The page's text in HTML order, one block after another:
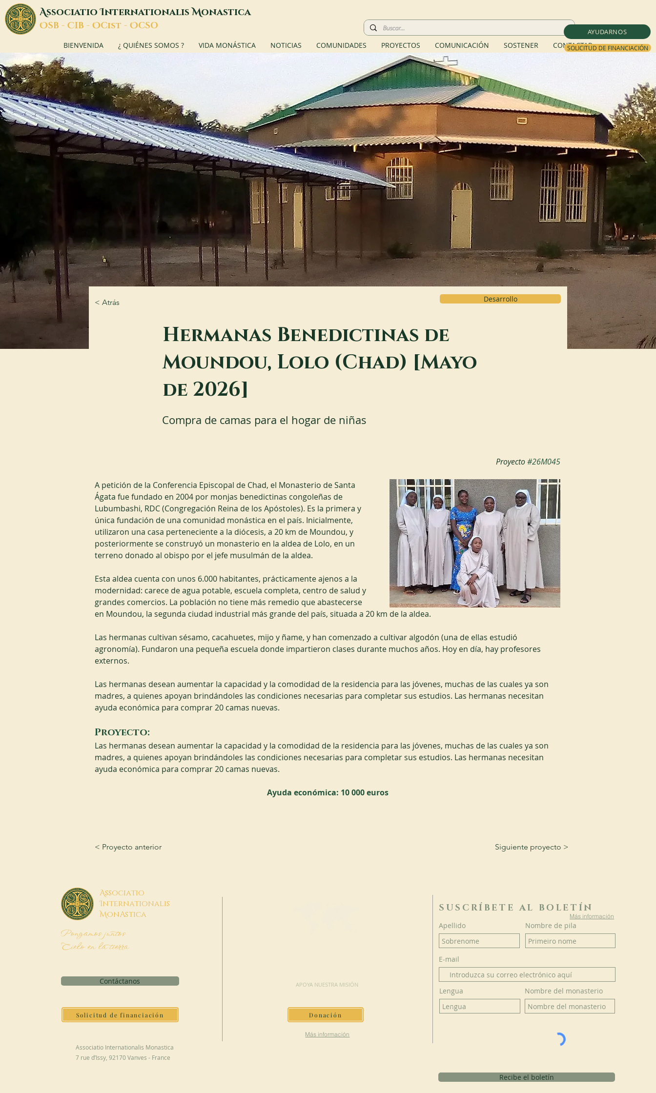
AYUDARNOS
SOLICITUD DE FINANCIACIÓN
AssociatioInternationalisMonastica
OSB - CIB - OCist - OCSO
BIENVENIDA ¿ QUIÉNES SOMOS ? VIDA MONÁSTICA NOTICIAS COMUNIDADES PROYECTOS COMUNICACIÓN SOSTENER CONTACTAR
< Atrás Desarrollo
Hermanas Benedictinas de
Moundou, Lolo (Chad) [Mayo
de 2026]
Compra de camas para el hogar de niñas
Proyecto #26M045
A petición de la Conferencia Episcopal de Chad, el Monasterio de Santa
Ágata fue fundado en 2004 por monjas benedictinas congoleñas de
Lubumbashi, RDC (Congregación Reina de los Apóstoles). Es la primera y
única fundación de una comunidad monástica en el país. Inicialmente,
utilizaron una casa perteneciente a la diócesis, a 20 km de Moundou, y
posteriormente se construyó un monasterio en la aldea de Lolo, en un
terreno donado al obispo por el jefe musulmán de la aldea.
Esta aldea cuenta con unos 6.000 habitantes, prácticamente ajenos a la
modernidad: carece de agua potable, escuela completa, centro de salud y
grandes comercios. La población no tiene más remedio que abastecerse
en Moundou, la segunda ciudad industrial más grande del país, situada a 20 km de la aldea.
Las hermanas cultivan sésamo, cacahuetes, mijo y ñame, y han comenzado a cultivar algodón (una de ellas estudió
agronomía). Fundaron una pequeña escuela donde impartieron clases durante muchos años. Hoy en día, hay profesores
externos.
Las hermanas desean aumentar la capacidad y la comodidad de la residencia para las jóvenes, muchas de las cuales ya son
madres, a quienes apoyan brindándoles las condiciones necesarias para completar sus estudios. Las hermanas necesitan
ayuda económica para comprar 20 camas nuevas.
Proyecto:
Las hermanas desean aumentar la capacidad y la comodidad de la residencia para las jóvenes, muchas de las cuales ya son
madres, a quienes apoyan brindándoles las condiciones necesarias para completar sus estudios. Las hermanas necesitan
ayuda económica para comprar 20 camas nuevas.
Ayuda económica: 10 000 euros
< Proyecto anterior Siguiente proyecto >
Associatio
Internationalis
MonAstica
Pongamos juntos
Cielo en la tierra
Contáctanos
Solicitud de financiación
Associatio Internationalis Monastica
7 rue d’Issy, 92170 Vanves - France
APOYA NUESTRA MISIÓN
Donación
Más información
SUSCRÍBETE AL BOLETÍN
Más información
Apellido Nombre de pila
E-mail
Lengua Nombre del monasterio
Recibe el boletín